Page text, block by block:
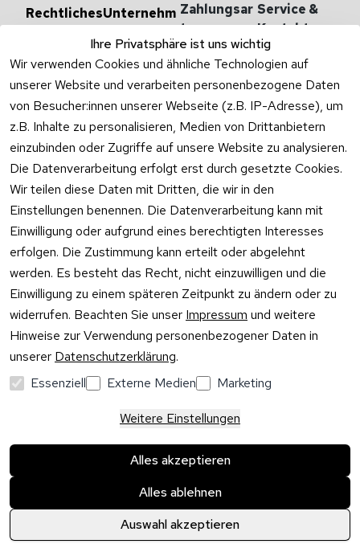
Ihre Privatsphäre ist uns wichtig
Wir verwenden Cookies und ähnliche Technologien auf
unserer Website und verarbeiten personenbezogene Daten
von Besucher:innen unserer Webseite (z.B. IP-Adresse), um
z.B. Inhalte zu personalisieren, Medien von Drittanbietern
einzubinden oder Zugriffe auf unsere Website zu analysieren.
Die Datenverarbeitung erfolgt erst durch gesetzte Cookies.
Wir teilen diese Daten mit Dritten, die wir in den
Einstellungen benennen. Die Datenverarbeitung kann mit
Einwilligung oder aufgrund eines berechtigten Interesses
erfolgen. Die Zustimmung kann erteilt oder abgelehnt
werden. Es besteht das Recht, nicht einzuwilligen und die
Einwilligung zu einem späteren Zeitpunkt zu ändern oder zu
widerrufen. Beachten Sie unser Impressum und weitere
Hinweise zur Verwendung personenbezogener Daten in
unserer Datenschutzerklärung.
Essenziell
Externe Medien Marketing
Weitere Einstellungen
Alles akzeptieren
Alles ablehnen
Auswahl akzeptieren
Rechtliches
Impressum
Datenschutzer
klärung
Widerrufsrecht
Vertrag
widerrufen
Unternehm
en
Versandarten
& -kosten
Ab- und
Überlaufgarnit
uren
Zahlungsar
ten
Versandpar
tner
Service &
Kontakt
Haben
Rufen Sie
oder
Sie per
Mo –
Do:
10:00
–
Uhr
Fr:
Badewanne24.de 2026